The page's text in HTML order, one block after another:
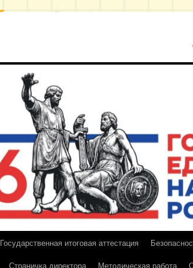
Государственная итоговая аттестация
Страничка директора Методическая работа